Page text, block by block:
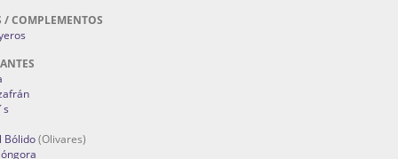
/ COMPLEMENTOS
Bólido(Olivares)